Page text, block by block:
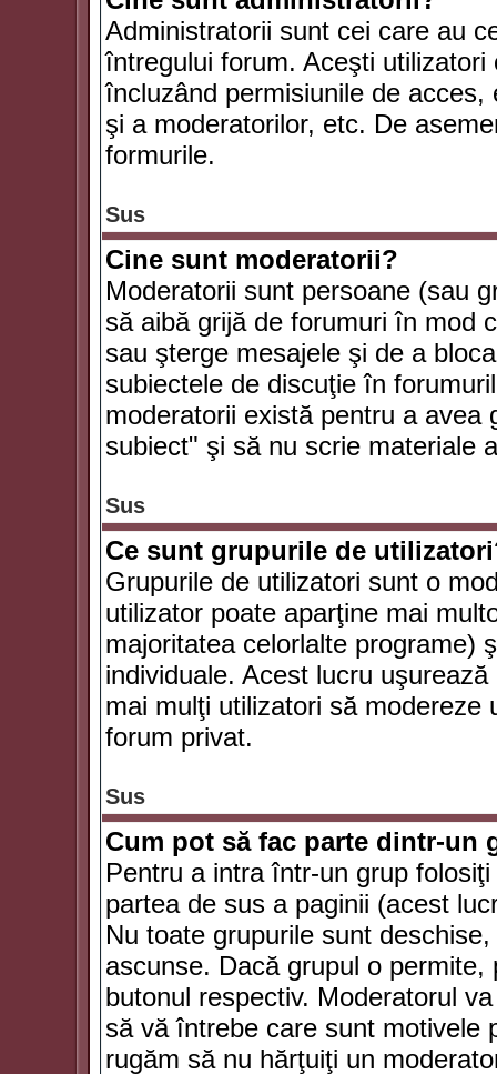
Administratorii sunt cei care au
întregului forum. Aceşti
încluzând permisiunile de
şi a moderatorilor, etc. De
formurile.
Sus
Cine sunt moderatorii?
Moderatorii sunt persoane (sau
să aibă grijă de forumuri în mod
sau şterge mesajele şi de a
subiectele de discuţie în
moderatorii există pentru a avea
subiect" şi să nu scrie materiale
Sus
Ce sunt grupurile de
Grupurile de utilizatori sunt o
utilizator poate aparţine mai
majoritatea celorlalte programe)
individuale. Acest lucru
mai mulţi utilizatori să
forum privat.
Sus
Cum pot să fac parte dintr-un
Pentru a intra într-un grup
partea de sus a paginii (acest
Nu toate grupurile sunt
ascunse. Dacă grupul o
butonul respectiv. Moderatorul
să vă întrebe care sunt motivele
rugăm să nu hărţuiţi un